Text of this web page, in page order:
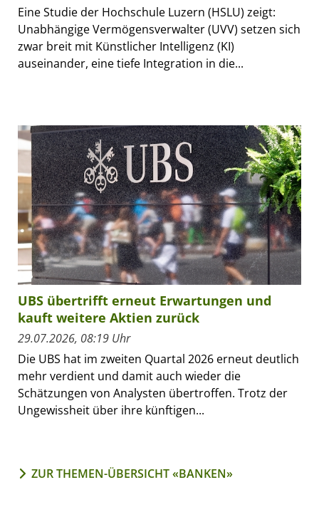
Eine Studie der Hochschule Luzern (HSLU) zeigt:
Unabhängige Vermögensverwalter (UVV) setzen sich
zwar breit mit Künstlicher Intelligenz (KI)
auseinander, eine tiefe Integration in die...
UBS übertrifft erneut Erwartungen und
kauft weitere Aktien zurück
29.07.2026, 08:19 Uhr
Die UBS hat im zweiten Quartal 2026 erneut deutlich
mehr verdient und damit auch wieder die
Schätzungen von Analysten übertroffen. Trotz der
Ungewissheit über ihre künftigen...
ZUR THEMEN-ÜBERSICHT «BANKEN»